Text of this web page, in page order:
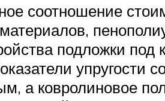
соотношение
подложки под
упругости
а ковролиновое